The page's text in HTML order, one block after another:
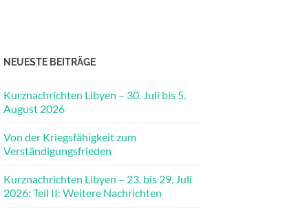
NEUESTE BEITRÄGE
Kurznachrichten Libyen – 30. Juli bis 5.
August 2026
Von der Kriegsfähigkeit zum
Verständigungsfrieden
Kurznachrichten Libyen – 23. bis 29. Juli
2026: Teil II: Weitere Nachrichten